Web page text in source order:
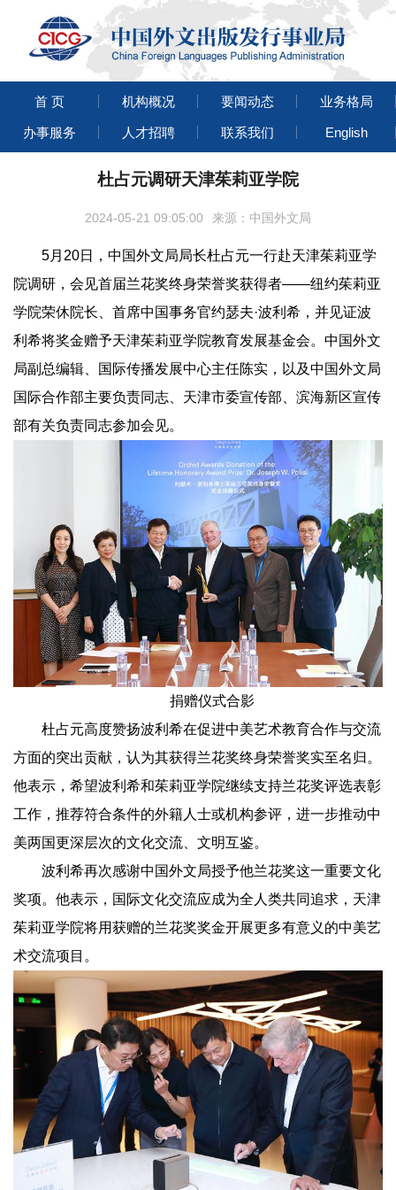
首 页 机构概况 要闻动态 业务格局
办事服务 人才招聘 联系我们 English
杜占元调研天津茱莉亚学院
2024-05-21 09:05:00 来源：中国外文局
5月20日，中国外文局局长杜占元一行赴天津茱莉亚学
院调研，会见首届兰花奖终身荣誉奖获得者——纽约茱莉亚
学院荣休院长、首席中国事务官约瑟夫·波利希，并见证波
利希将奖金赠予天津茱莉亚学院教育发展基金会。中国外文
局副总编辑、国际传播发展中心主任陈实，以及中国外文局
国际合作部主要负责同志、天津市委宣传部、滨海新区宣传
部有关负责同志参加会见。
捐赠仪式合影
杜占元高度赞扬波利希在促进中美艺术教育合作与交流
方面的突出贡献，认为其获得兰花奖终身荣誉奖实至名归。
他表示，希望波利希和茱莉亚学院继续支持兰花奖评选表彰
工作，推荐符合条件的外籍人士或机构参评，进一步推动中
美两国更深层次的文化交流、文明互鉴。
波利希再次感谢中国外文局授予他兰花奖这一重要文化
奖项。他表示，国际文化交流应成为全人类共同追求，天津
茱莉亚学院将用获赠的兰花奖奖金开展更多有意义的中美艺
术交流项目。